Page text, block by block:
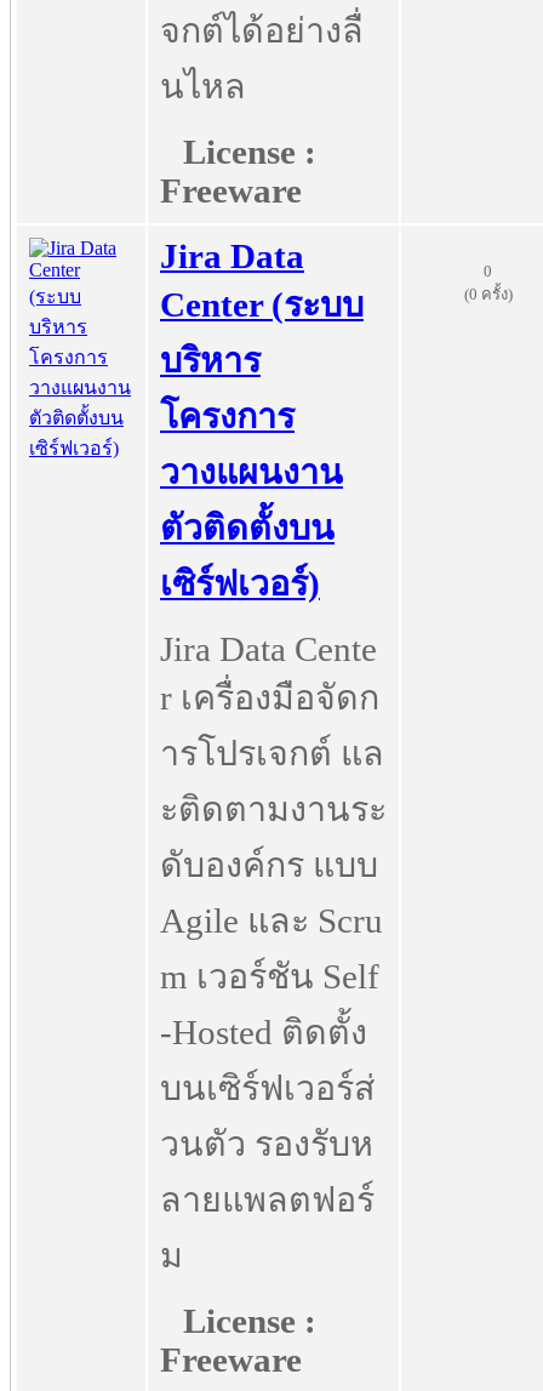
จกต์ได้อย่างลื่
นไหล
License :
Freeware
Jira Data
Center (ระบบ
บริหาร
โครงการ
วางแผนงาน
ตัวติดตั้งบน
เซิร์ฟเวอร์)
Jira Data Cente
r เครื่องมือจัดก
ารโปรเจกต์ แล
ะติดตามงานระ
ดับองค์กร แบบ
Agile และ Scru
m เวอร์ชัน Self
-Hosted ติดตั้ง
บนเซิร์ฟเวอร์ส่
วนตัว รองรับห
ลายแพลตฟอร์
ม
License :
Freeware
0
(0 ครั้ง)